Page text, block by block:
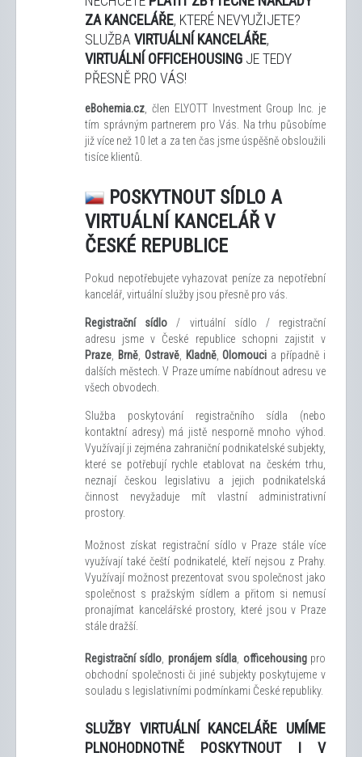
ZA KANCELÁŘE, KTERÉ NEVYUŽIJETE?
SLUŽBA VIRTUÁLNÍ KANCELÁŘE,
VIRTUÁLNÍ OFFICEHOUSING JE TEDY
PŘESNĚ PRO VÁS!
eBohemia.cz , člen ELYOTT Investment Group Inc. je
tím správným partnerem pro Vás. Na trhu působíme
již více než 10 let a za ten čas jsme úspěšně obsloužili
tisíce klientů.
POSKYTNOUT SÍDLO A
VIRTUÁLNÍ KANCELÁŘ V
ČESKÉ REPUBLICE
Pokud nepotřebujete vyhazovat peníze za nepotřební
kancelář, virtuální služby jsou přesně pro vás.
Registrační sídlo / virtuální sídlo / registrační
adresu jsme v České republice schopni zajistit v
Praze
Brně, Ostravě, Kladně,Olomouci a případně i
dalších městech. V Praze umíme nabídnout adresu ve
všech obvodech.
Služba poskytování registračního sídla (nebo
kontaktní adresy) má jistě nesporně mnoho výhod.
Využívají ji zejména zahraniční podnikatelské subjekty,
které se potřebují rychle etablovat na českém trhu,
neznají českou legislativu a jejich podnikatelská
činnost nevyžaduje mít vlastní administrativní
prostory.
Možnost získat registrační sídlo v Praze stále více
využívají také čeští podnikatelé, kteří nejsou z Prahy.
Využívají možnost prezentovat svou společnost jako
společnost s pražským sídlem a přitom si nemusí
pronajímat kancelářské prostory, které jsou v Praze
stále dražší.
Registrační sídlo pronájem sídla officehousingpro
obchodní společnosti či jiné subjekty poskytujeme v
souladu s legislativními podmínkami České republiky.
SLUŽBY VIRTUÁLNÍ KANCELÁŘE UMÍME
PLNOHODNOTNĚ POSKYTNOUT I V